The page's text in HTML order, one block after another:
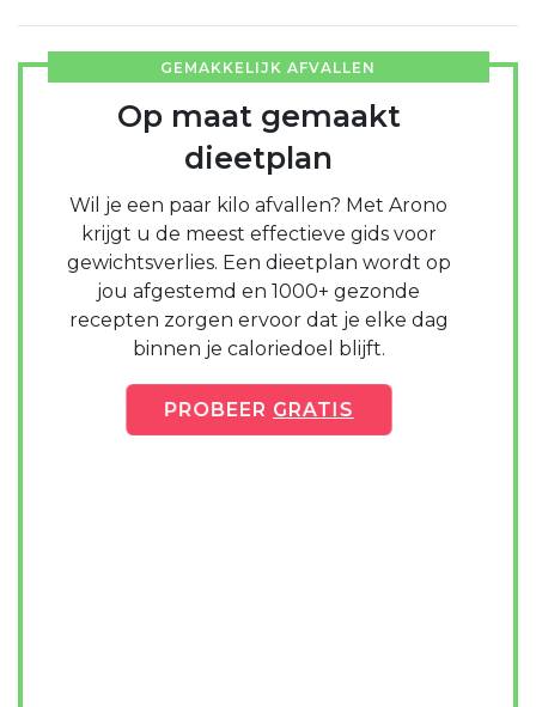
GEMAKKELIJK AFVALLEN
Op maat gemaakt
dieetplan
Wil je een paar kilo afvallen? Met Arono
krijgt u de meest effectieve gids voor
gewichtsverlies. Een dieetplan wordt op
jou afgestemd en 1000+ gezonde
recepten zorgen ervoor dat je elke dag
binnen je caloriedoel blijft.
PROBEER GRATIS